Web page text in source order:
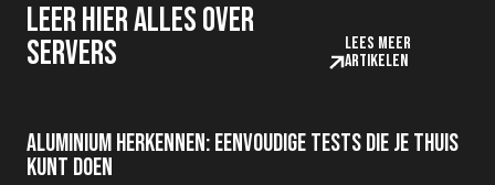
Leer hier alles over
servers
Lees meer
artikelen
Aluminium herkennen: eenvoudige tests die je thuis
kunt doen